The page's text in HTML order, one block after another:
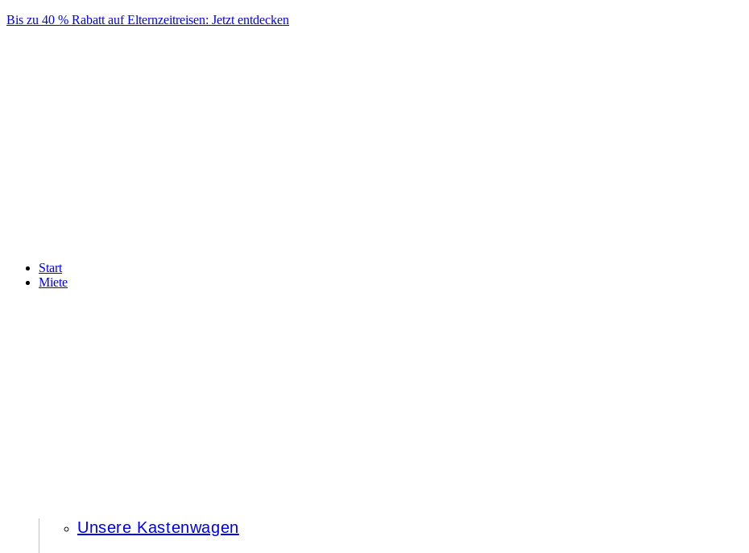
Skip
Bis zu 40 % Rabatt auf Elternzeitreisen: Jetzt entdecken
Start
Miete
Unsere Kastenwagen